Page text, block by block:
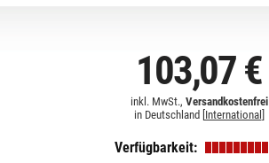
103,07 €
inkl. MwSt., Versandkostenfrei
in Deutschland [ International
Verfügbarkeit: